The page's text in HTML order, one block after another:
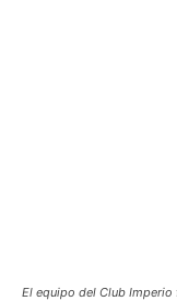
El equipo del Club Imperio